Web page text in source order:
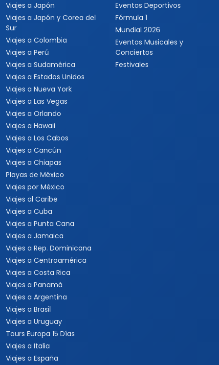
Viajes a Japón
Viajes a Japón y Corea del
Sur
Viajes a Colombia
Viajes a Perú
Viajes a Sudamérica
Viajes a Estados Unidos
Viajes a Nueva York
Viajes a Las Vegas
Viajes a Orlando
Viajes a Hawaii
Viajes a Los Cabos
Viajes a Cancún
Viajes a Chiapas
Playas de México
Viajes por México
Viajes al Caribe
Viajes a Cuba
Viajes a Punta Cana
Viajes a Jamaica
Viajes a Rep. Dominicana
Viajes a Centroamérica
Viajes a Costa Rica
Viajes a Panamá
Viajes a Argentina
Viajes a Brasil
Viajes a Uruguay
Tours Europa 15 Días
Viajes a Italia
Viajes a España
Eventos Deportivos
Fórmula 1
Mundial 2026
Eventos Musicales y
Conciertos
Festivales